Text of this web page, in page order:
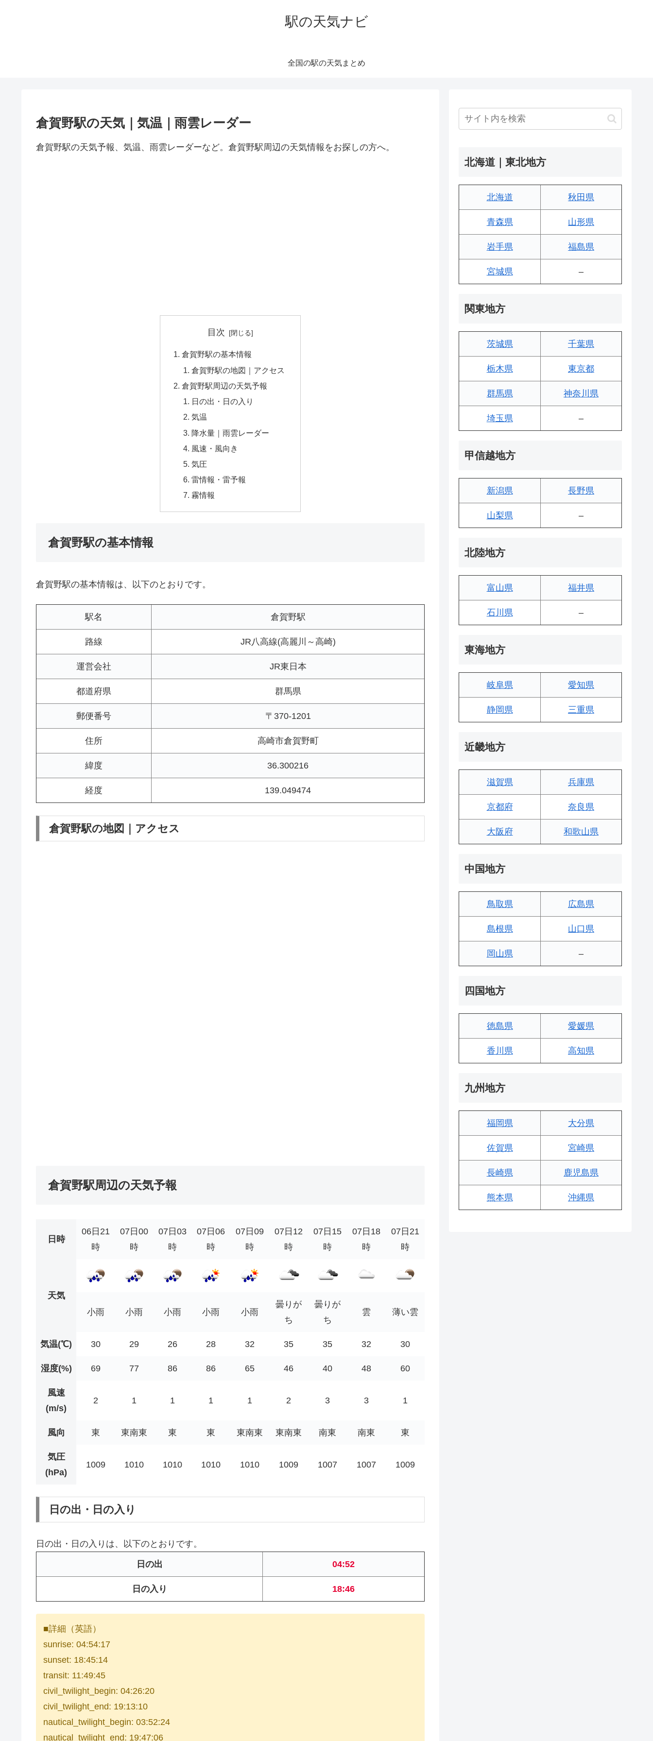
駅の天気ナビ
全国の駅の天気まとめ
倉賀野駅の天気｜気温｜雨雲レーダー
倉賀野駅の天気予報、気温、雨雲レーダーなど。倉賀野駅周辺の天気情報をお探しの方へ。
目次
倉賀野駅の基本情報
倉賀野駅の地図｜アクセス
倉賀野駅周辺の天気予報
日の出・日の入り
気温
降水量｜雨雲レーダー
風速・風向き
気圧
雷情報・雷予報
霧情報
倉賀野駅の基本情報
倉賀野駅の基本情報は、以下のとおりです。
駅名 倉賀野駅
路線 JR八高線(高麗川～高崎)
運営会社 JR東日本
都道府県 群馬県
郵便番号 〒370-1201
住所 高崎市倉賀野町
緯度 36.300216
経度 139.049474
倉賀野駅の地図｜アクセス
倉賀野駅周辺の天気予報
日時
06日21
時
07日00
時
07日03
時
07日06
時
07日09
時
07日12
時
07日15
時
07日18
時
07日21
時
天気
小雨
小雨 小雨 小雨 小雨
曇りが
ち
曇りが
ち
雲 薄い雲
気温(℃) 30 29 26 28 32 35 35 32 30
湿度(%) 69 77 86 86 65 46 40 48 60
風速
(m/s)
2 1 1 1 1 2 3 3 1
風向 東 東南東 東 東 東南東 東南東 南東 南東 東
気圧
(hPa)
1009 1010 1010 1010 1010 1009 1007 1007 1009
日の出・日の入り
日の出・日の入りは、以下のとおりです。
日の出 04:52
日の入り 18:46
■詳細（英語）
sunrise: 04:54:17
sunset: 18:45:14
transit: 11:49:45
civil_twilight_begin: 04:26:20
civil_twilight_end: 19:13:10
nautical_twilight_begin: 03:52:24
nautical_twilight_end: 19:47:06
北海道｜東北地方
北海道 秋田県
青森県 山形県
岩手県 福島県
宮城県 –
関東地方
茨城県 千葉県
栃木県 東京都
群馬県 神奈川県
埼玉県 –
甲信越地方
新潟県 長野県
山梨県 –
北陸地方
富山県 福井県
石川県 –
東海地方
岐阜県 愛知県
静岡県 三重県
近畿地方
滋賀県 兵庫県
京都府 奈良県
大阪府 和歌山県
中国地方
鳥取県 広島県
島根県 山口県
岡山県 –
四国地方
徳島県 愛媛県
香川県 高知県
九州地方
福岡県 大分県
佐賀県 宮崎県
長崎県 鹿児島県
熊本県 沖縄県